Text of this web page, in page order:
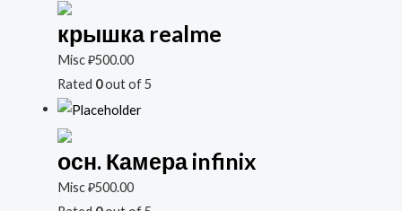
крышка realme
Misc₽500.00
Rated 0out of 5
осн. Камера infinix
Misc₽500.00